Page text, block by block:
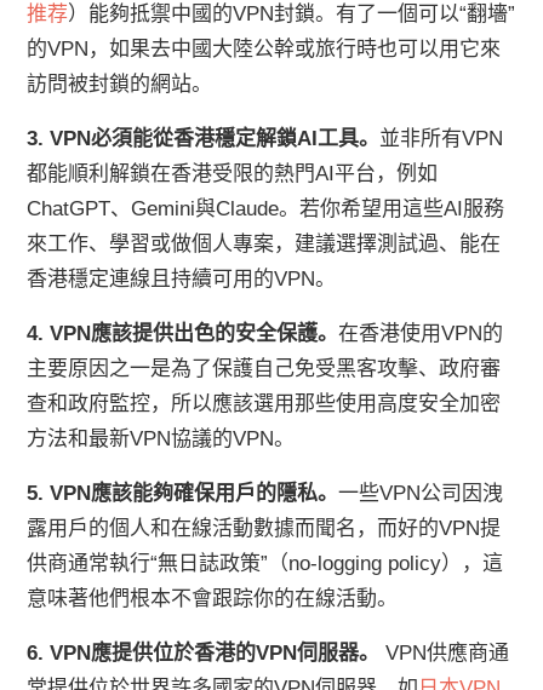
推荐）能夠抵禦中國的VPN封鎖。有了一個可以“翻墻”
的VPN，如果去中國大陸公幹或旅行時也可以用它來
訪問被封鎖的網站。
3. VPN必須能從香港穩定解鎖AI工具。 並非所有VPN
都能順利解鎖在香港受限的熱門AI平台，例如
ChatGPT、Gemini與Claude。若你希望用這些AI服務
來工作、學習或做個人專案，建議選擇測試過、能在
香港穩定連線且持續可用的VPN。
4. VPN應該提供出色的安全保護。 在香港使用VPN的
主要原因之一是為了保護自己免受黑客攻擊、政府審
查和政府監控，所以應該選用那些使用高度安全加密
方法和最新VPN協議的VPN。
5. VPN應該能夠確保用戶的隱私。 一些VPN公司因洩
露用戶的個人和在線活動數據而聞名，而好的VPN提
供商通常執行“無日誌政策”（no-logging policy），這
意味著他們根本不會跟踪你的在線活動。
6. VPN應提供位於香港的VPN伺服器。 VPN供應商通